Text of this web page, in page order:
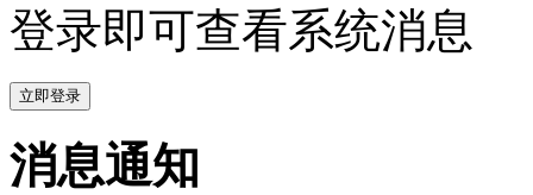
登录即可查看系统消息
立即登录
消息通知